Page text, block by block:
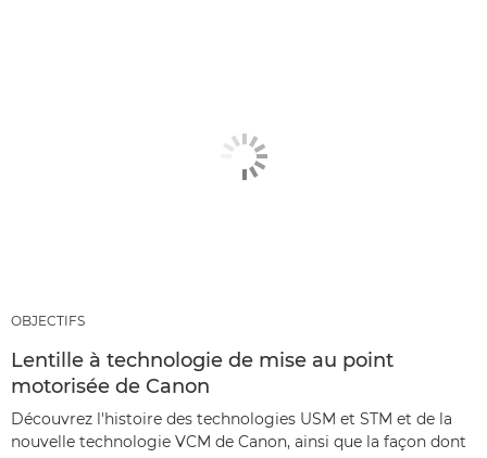
OBJECTIFS
Lentille à technologie de mise au point
motorisée de Canon
Découvrez l'histoire des technologies USM et STM et de la
nouvelle technologie VCM de Canon, ainsi que la façon dont